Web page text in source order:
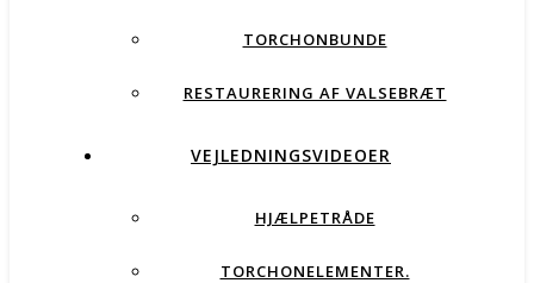
TORCHONBUNDE
RESTAURERING AF VALSEBRÆT
VEJLEDNINGSVIDEOER
HJÆLPETRÅDE
TORCHONELEMENTER.